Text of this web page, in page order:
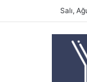
Salı,